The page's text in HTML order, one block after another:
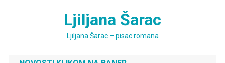
Ljiljana Šarac
Ljiljana Šarac – pisac romana